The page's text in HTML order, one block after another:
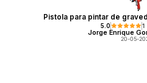
Pistola para pintar de
5.0
Jorge Enrique
20-05-